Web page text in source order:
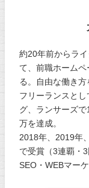
約20年前からラ
て、前職ホーム
る。自由な働き
フリーランスと
グ、ランサーズ
万を達成。
2018年、2019年
で受賞（3連覇・
SEO・WEBマー